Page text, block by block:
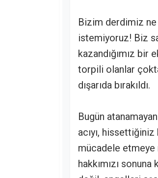
Bizim derdimiz
istemiyoruz! Biz
kazandığımız bir
torpili olanlar
dışarıda bırakıldı.
Bugün
acıyı, hissettiğiniz
mücadele etmeye
hakkımızı